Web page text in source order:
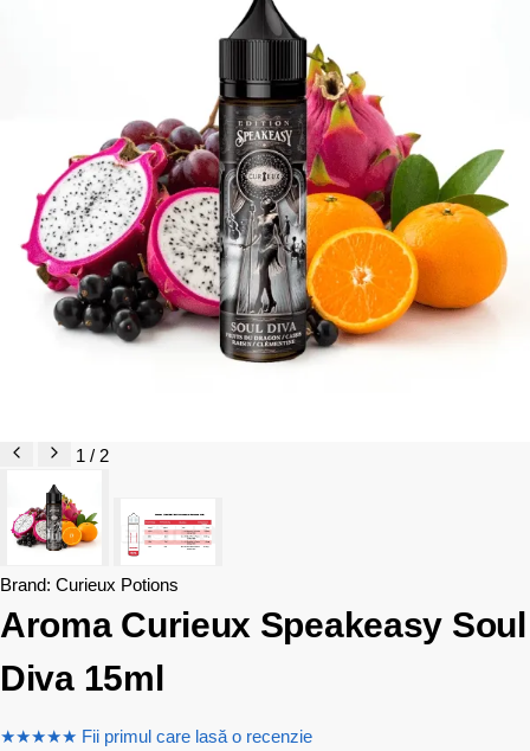
1 / 2
Brand: Curieux Potions
Aroma Curieux Speakeasy Soul
Diva 15ml
★★★★★ Fii primul care lasă o recenzie